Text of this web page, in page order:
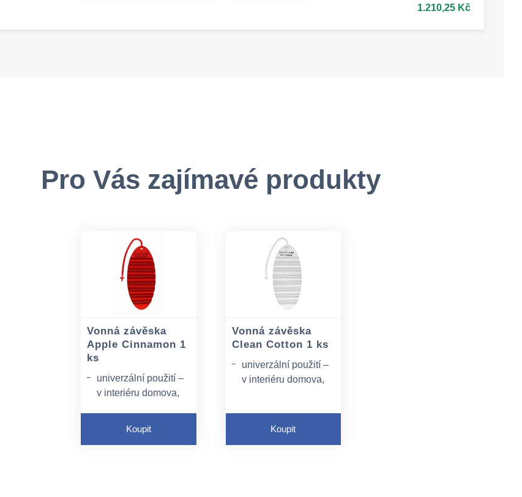
1.210,25 Kč
Pro Vás zajímavé produkty
Vonná závěska
Apple Cinnamon 1
ks
univerzální použití –
v interiéru domova,
v automobilech, k
Koupit
Vonná závěska
Clean Cotton 1 ks
univerzální použití –
v interiéru domova,
v automobilech, k
Koupit